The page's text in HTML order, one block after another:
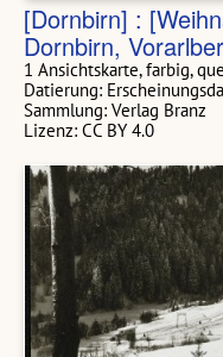
[Dornbirn] :
Dornbirn,
1 Ansichtskarte, farbig,
Datierung:
Sammlung: Verlag Branz
Lizenz: CC BY 4.0